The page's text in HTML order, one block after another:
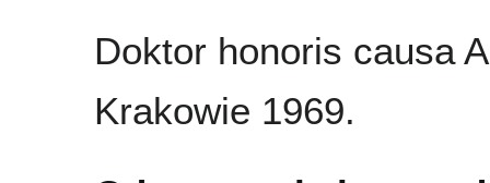
Doktor honoris causa
Krakowie 1969.